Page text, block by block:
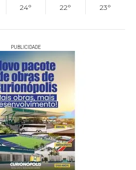
24°
22°
23°
PUBLICIDADE